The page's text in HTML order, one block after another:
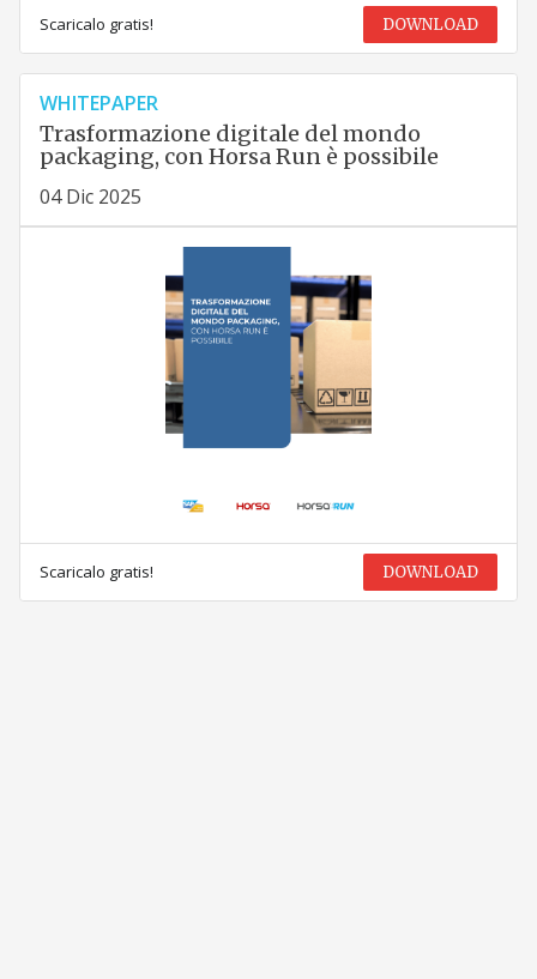
Scaricalo gratis! DOWNLOAD
WHITEPAPER
Trasformazione digitale del mondo
packaging, con Horsa Run è possibile
04 Dic 2025
Scaricalo gratis! DOWNLOAD